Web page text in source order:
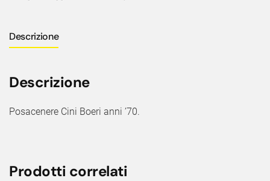
Descrizione
Descrizione
Posacenere Cini Boeri anni ’70.
Prodotti correlati